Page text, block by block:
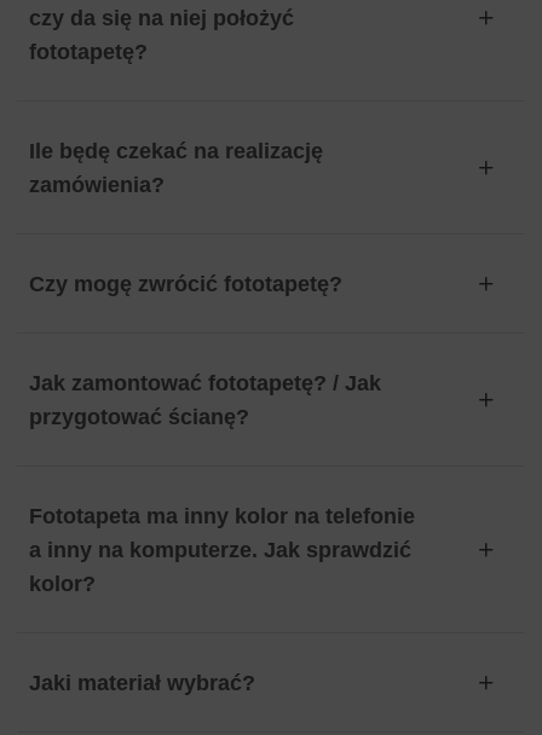
czy da się na niej położyć
fototapetę?
Ile będę czekać na realizację
zamówienia?
Czy mogę zwrócić fototapetę?
Jak zamontować fototapetę? / Jak
przygotować ścianę?
Fototapeta ma inny kolor na telefonie
a inny na komputerze. Jak sprawdzić
kolor?
Jaki materiał wybrać?